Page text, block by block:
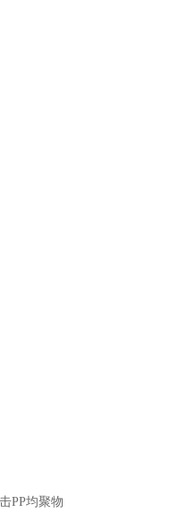
PP均聚物